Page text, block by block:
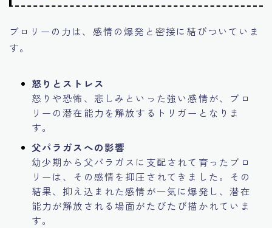
ブロリーの力は、感情の爆発と密接に結びついていま
す。
怒りとストレス
怒りや恐怖、悲しみといった強い感情が、ブロ
リーの潜在能力を解放するトリガーとなりま
す。
父パラガスへの影響
幼少期から父パラガスに支配されて育ったブロ
リーは、その感情を抑圧されてきました。その
結果、抑え込まれた感情が一気に爆発し、潜在
能力が解放される場面がたびたび描かれていま
す。